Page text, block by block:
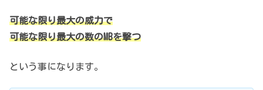
可能な限り最大の威力で
可能な限り最大の数のMBを撃つ
という事になります。